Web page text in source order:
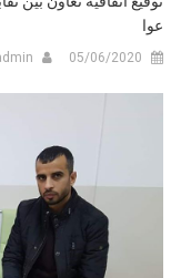
عوا
05/06/2020